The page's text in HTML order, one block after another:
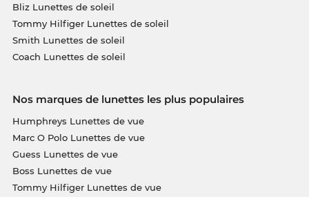
Bliz Lunettes de soleil
Tommy Hilfiger Lunettes de soleil
Smith Lunettes de soleil
Coach Lunettes de soleil
Nos marques de lunettes les plus populaires
Humphreys Lunettes de vue
Marc O Polo Lunettes de vue
Guess Lunettes de vue
Boss Lunettes de vue
Tommy Hilfiger Lunettes de vue